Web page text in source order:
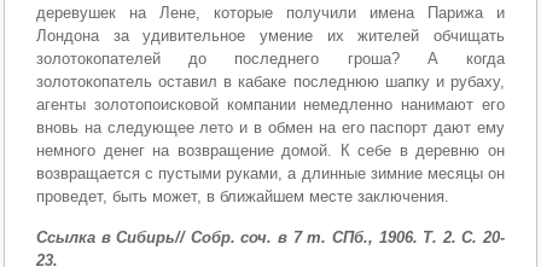
деревушек на Лене, которые получили имена Парижа и
Лондона за удивительное умение их жителей обчищать
золотокопателей до последнего гро­ша? А когда
золотокопатель оставил в кабаке последнюю шапку и рубаху,
агенты золотопоисковой компании немедленно нанимают его
вновь на следующее лето и в обмен на его паспорт дают ему
не­много денег на возвращение домой. К себе в деревню он
возвраща­ется с пустыми руками, а длинные зимние месяцы он
проведет, быть может, в ближайшем месте заключения.
Ссылка в Сибирь// Собр. соч. в 7 т. СПб., 1906. Т. 2. С. 20-
23.